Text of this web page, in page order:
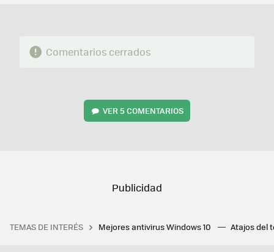
Comentarios cerrados
VER5 COMENTARIOS
TEMAS DE INTERÉS Mejores antivirus Windows 10 Atajos del